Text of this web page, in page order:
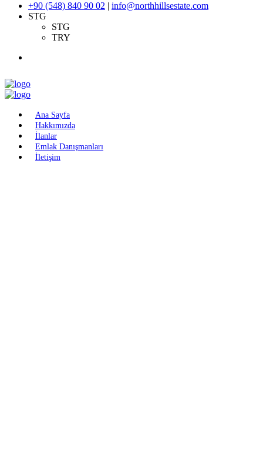
+90 (548) 840 90 02 | info@northhillsestate.com
STG
STG
TRY
Ana Sayfa
Hakkımızda
İlanlar
Emlak Danışmanları
İletişim